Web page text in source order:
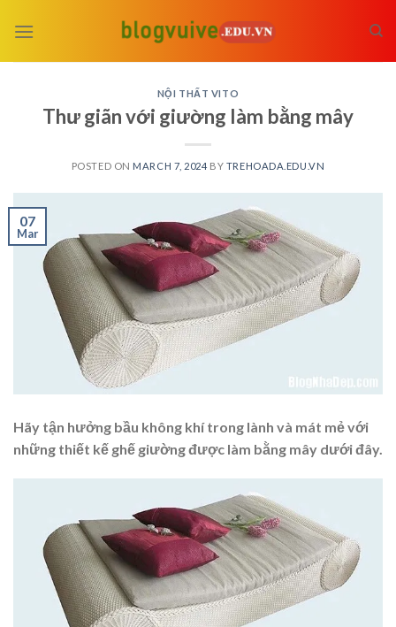
NỘI THẤT VITO
Thư giãn với giường làm bằng mây
POSTED ON MARCH 7, 2024 BY TREHOADA.EDU.VN
07
Mar
Hãy tận hưởng bầu không khí trong lành và mát mẻ với
những thiết kế ghế giường được làm bằng mây dưới đây.